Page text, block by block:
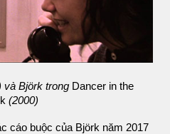
và Björk trong Dancer in the
(2000)
cáo buộc của Björk năm 2017